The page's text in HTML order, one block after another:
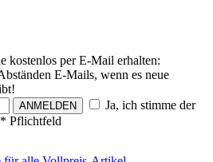
kostenlos per E-Mail erhalten:
E-Mails, wenn es neue
ANMELDEN
Ja, ich stimme der
* Pflichtfeld